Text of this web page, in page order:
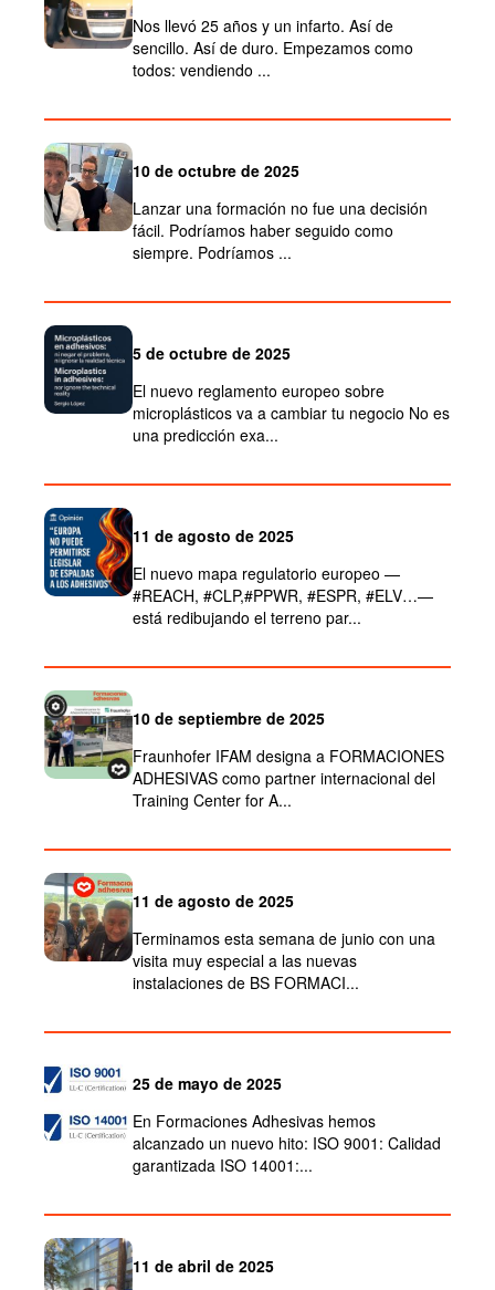
Nos llevó 25 años y un infarto. Así de
sencillo. Así de duro. Empezamos como
todos: vendiendo ...
10 de octubre de 2025
Lanzar una formación no fue una decisión
fácil. Podríamos haber seguido como
siempre. Podríamos ...
5 de octubre de 2025
El nuevo reglamento europeo sobre
microplásticos va a cambiar tu negocio No es
una predicción exa...
11 de agosto de 2025
El nuevo mapa regulatorio europeo —
#REACH, #CLP,#PPWR, #ESPR, #ELV…—
está redibujando el terreno par...
10 de septiembre de 2025
Fraunhofer IFAM designa a FORMACIONES
ADHESIVAS como partner internacional del
Training Center for A...
11 de agosto de 2025
Terminamos esta semana de junio con una
visita muy especial a las nuevas
instalaciones de BS FORMACI...
25 de mayo de 2025
En Formaciones Adhesivas hemos
alcanzado un nuevo hito: ISO 9001: Calidad
garantizada ISO 14001:...
11 de abril de 2025